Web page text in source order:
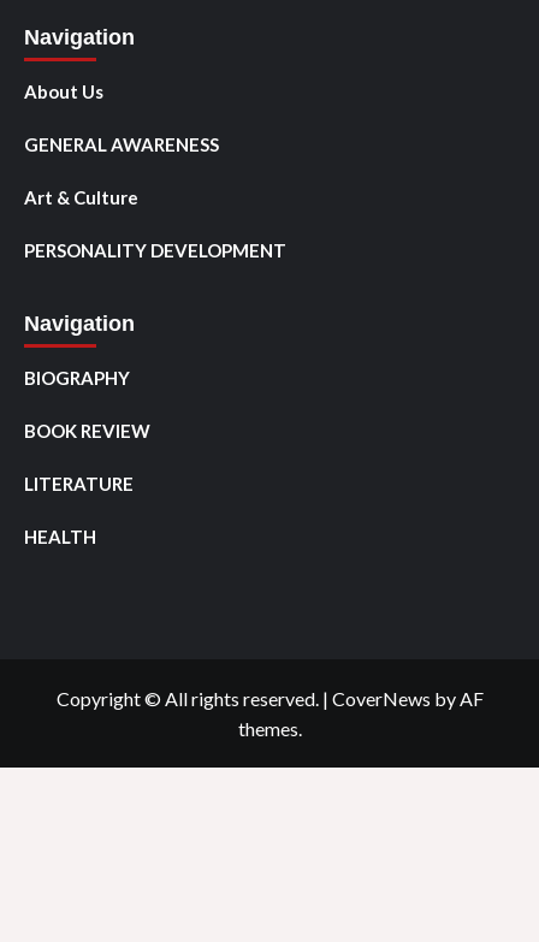
Navigation
About Us
GENERAL AWARENESS
Art & Culture
PERSONALITY DEVELOPMENT
Navigation
BIOGRAPHY
BOOK REVIEW
LITERATURE
HEALTH
Copyright © All rights reserved. | CoverNews by AF
themes.